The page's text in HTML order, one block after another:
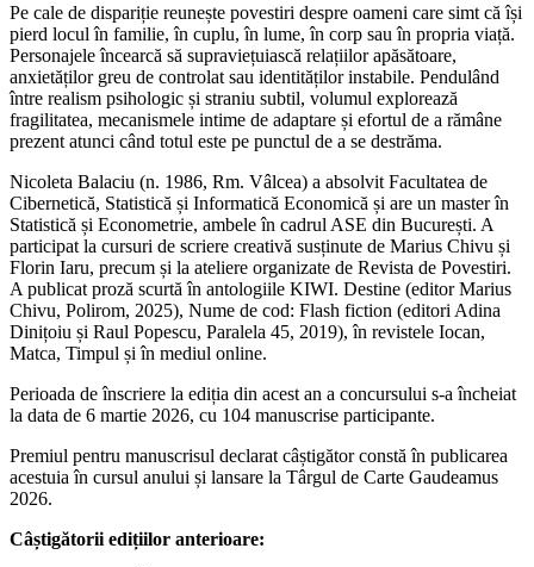
Pe cale de dispariție reunește povestiri despre oameni care simt că își
pierd locul în familie, în cuplu, în lume, în corp sau în propria viață.
Personajele încearcă să supraviețuiască relațiilor apăsătoare,
anxietăților greu de controlat sau identităților instabile. Pendulând
între realism psihologic și straniu subtil, volumul explorează
fragilitatea, mecanismele intime de adaptare și efortul de a rămâne
prezent atunci când totul este pe punctul de a se destrăma.
Nicoleta Balaciu (n. 1986, Rm. Vâlcea) a absolvit Facultatea de
Cibernetică, Statistică și Informatică Economică și are un master în
Statistică și Econometrie, ambele în cadrul ASE din București. A
participat la cursuri de scriere creativă susținute de Marius Chivu și
Florin Iaru, precum și la ateliere organizate de Revista de Povestiri.
A publicat proză scurtă în antologiile KIWI. Destine (editor Marius
Chivu, Polirom, 2025), Nume de cod: Flash fiction (editori Adina
Dinițoiu și Raul Popescu, Paralela 45, 2019), în revistele Iocan,
Matca, Timpul și în mediul online.
Perioada de înscriere la ediția din acest an a concursului s-a încheiat
la data de 6 martie 2026, cu 104 manuscrise participante.
Premiul pentru manuscrisul declarat câștigător constă în publicarea
acestuia în cursul anului și lansare la Târgul de Carte Gaudeamus
2026.
Câștigătorii edițiilor anterioare: